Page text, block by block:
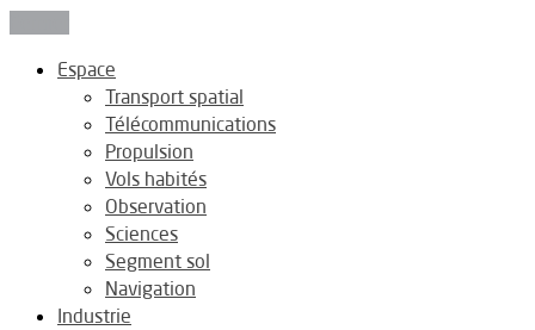
Espace
Transport spatial
Télécommunications
Propulsion
Vols habités
Observation
Sciences
Segment sol
Navigation
Industrie